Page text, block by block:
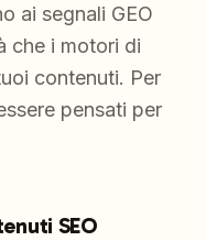
ai segnali GEO
che i motori di
contenuti. Per
pensati per
SEO